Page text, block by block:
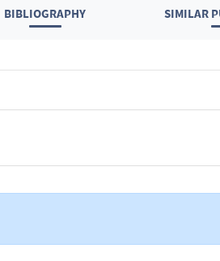
BIBLIOGRAPHY SIMILAR